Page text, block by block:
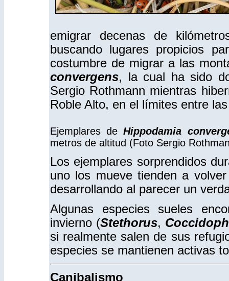
emigrar decenas de
buscando lugares propicios
costumbre de migrar a las
convergens, la cual ha sido
Sergio Rothmann mientras
Roble Alto, en el límites entre
Ejemplares deHippodamia
metros de altitud (Foto Sergio
Los ejemplares sorprendidos
uno los mueve tienden a
desarrollando al parecer un
Algunas especies sueles
invierno (Stethorus,
si realmente salen de sus
especies se mantienen activas
Canibalismo